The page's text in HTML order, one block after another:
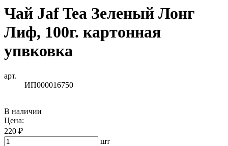
Чай Jaf Tea Зеленый Лонг
Лиф, 100г. картонная
упвковка
арт.
ИП000016750
В наличии
Цена:
220 ₽
шт